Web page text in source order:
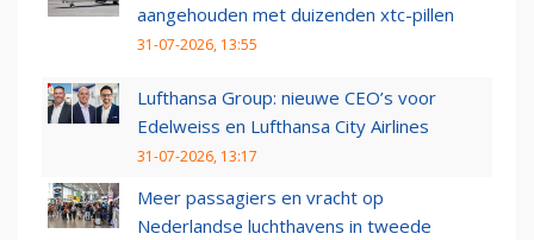
aangehouden met duizenden xtc-pillen
31-07-2026, 13:55
Lufthansa Group: nieuwe CEO’s voor
Edelweiss en Lufthansa City Airlines
31-07-2026, 13:17
Meer passagiers en vracht op
Nederlandse luchthavens in tweede